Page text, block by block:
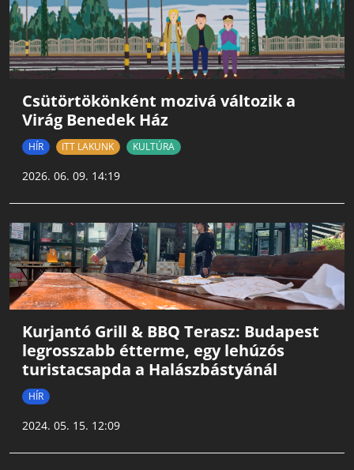
Csütörtökönként mozivá változik a
Virág Benedek Ház
HÍR ITT LAKUNK KULTÚRA
2026. 06. 09. 14:19
Kurjantó Grill & BBQ Terasz: Budapest
legrosszabb étterme, egy lehúzós
turistacsapda a Halászbástyánál
HÍR
2024. 05. 15. 12:09